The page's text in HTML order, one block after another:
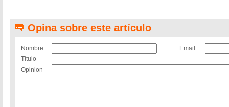
Opina sobre este artículo
Nombre
Email
Título
Opinion